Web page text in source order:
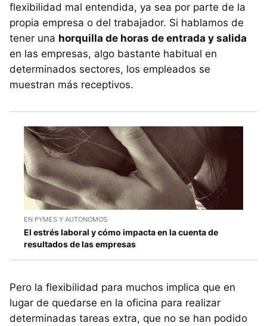
flexibilidad mal entendida, ya sea por parte de la
propia empresa o del trabajador. Si hablamos de
tener una horquilla de horas de entrada y salida
en las empresas, algo bastante habitual en
determinados sectores, los empleados se
muestran más receptivos.
EN PYMES Y AUTONOMOS
El estrés laboral y cómo impacta en la cuenta de
resultados de las empresas
Pero la flexibilidad para muchos implica que en
lugar de quedarse en la oficina para realizar
determinadas tareas extra, que no se han podido